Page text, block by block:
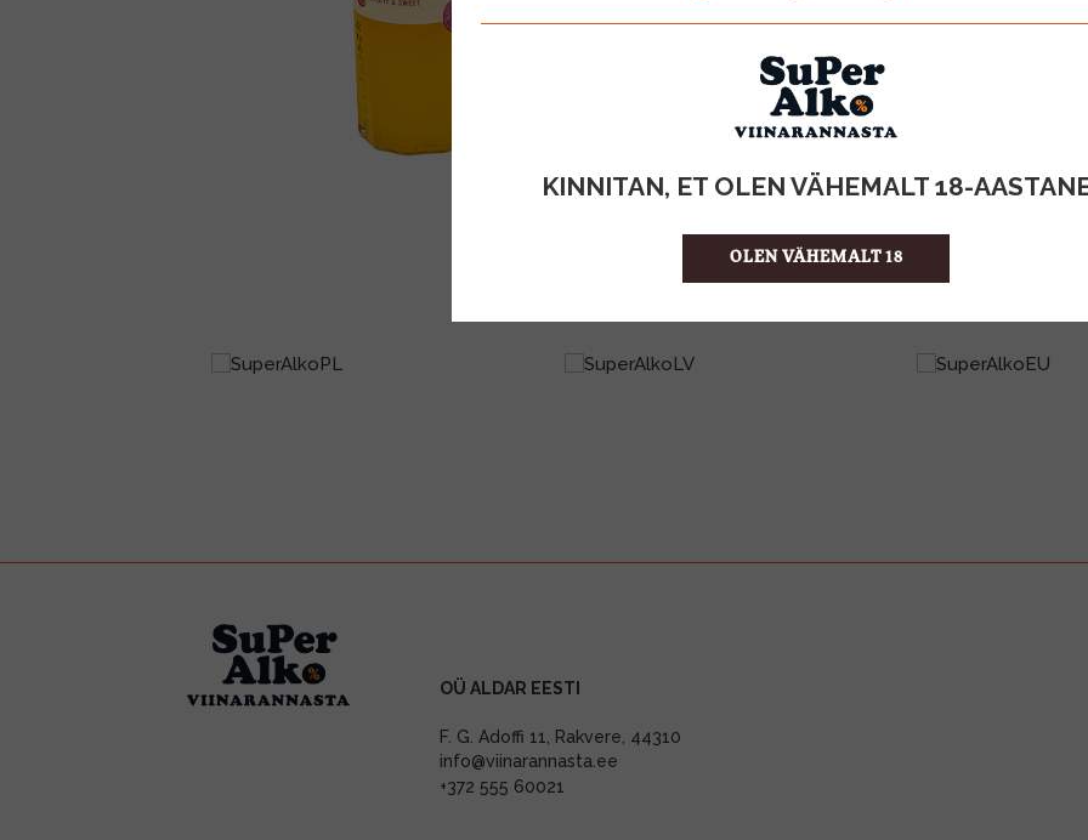
KINNITAN, ET OLEN VÄHEMALT 18-
OLEN VÄHEMALT 18
ÜHIKU HIND
KOGUS KASTIS
OÜ ALDAR EESTI
F. G. Adoffi 11, Rakvere, 44310
info@viinarannasta.ee
+372 555 60021